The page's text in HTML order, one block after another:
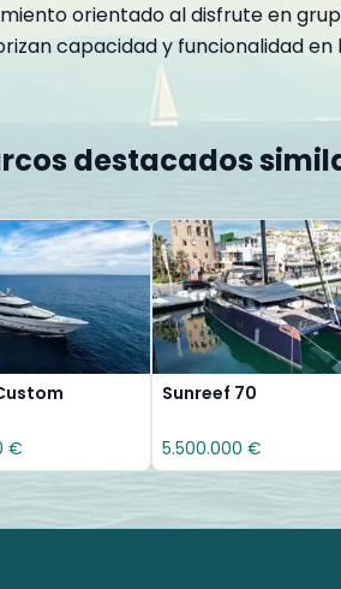
orientado al disfrute en
capacidad y funcionalidad en
destacados
€
Sunreef 70
5.500.000 €